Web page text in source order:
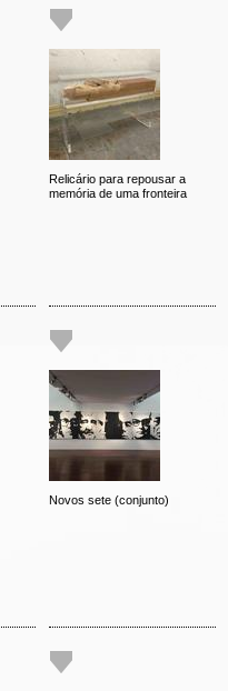
Relicário para repousar a
memória de uma fronteira
Novos sete (conjunto)